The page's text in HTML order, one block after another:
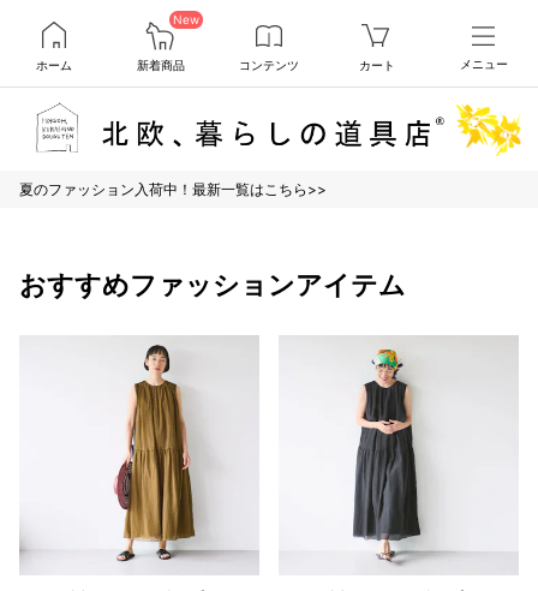
ホーム
New
新着商品 コンテンツ カート メニュー
夏のファッション入荷中！最新一覧はこちら>>
おすすめファッションアイテム